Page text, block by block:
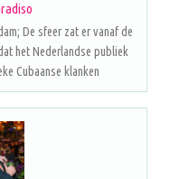
De sfeer zat er vanaf de
het Nederlandse publiek
Cubaanse klanken